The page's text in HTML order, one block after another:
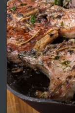
ПРЕДЛАГА
ПРЕДЛАГА